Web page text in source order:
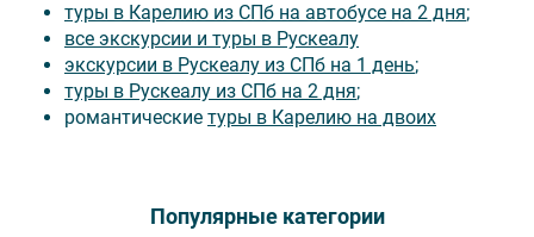
туры в Карелию из СПб на автобусе на 2 дня;
все экскурсии и туры в Рускеалу
экскурсии в Рускеалу из СПб на 1 день;
туры в Рускеалу из СПб на 2 дня;
романтические туры в Карелию на двоих
Популярные категории